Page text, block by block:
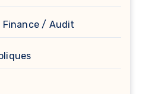
Finance / Audit